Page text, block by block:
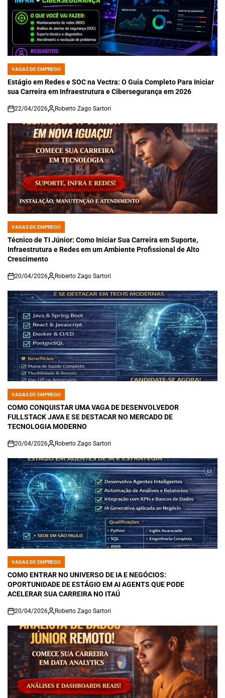
POSTED
IN
VAGAS DE EMPREGO
Estágio em Redes e SOC na Vectra: O Guia Completo Para Iniciar
sua Carreira em Infraestrutura e Cibersegurança em 2026
on
22/04/2026 Roberto Zago Sartori
POSTED
IN
VAGAS DE EMPREGO
Técnico de TI Júnior: Como Iniciar Sua Carreira em Suporte,
Infraestrutura e Redes em um Ambiente Profissional de Alto
Crescimento
on
20/04/2026 Roberto Zago Sartori
POSTED
IN
VAGAS DE EMPREGO
COMO CONQUISTAR UMA VAGA DE DESENVOLVEDOR
FULLSTACK JAVA E SE DESTACAR NO MERCADO DE
TECNOLOGIA MODERNO
on
20/04/2026 Roberto Zago Sartori
POSTED
IN
VAGAS DE EMPREGO
COMO ENTRAR NO UNIVERSO DE IA E NEGÓCIOS:
OPORTUNIDADE DE ESTÁGIO EM AI AGENTS QUE PODE
ACELERAR SUA CARREIRA NO ITAÚ
on
20/04/2026 Roberto Zago Sartori